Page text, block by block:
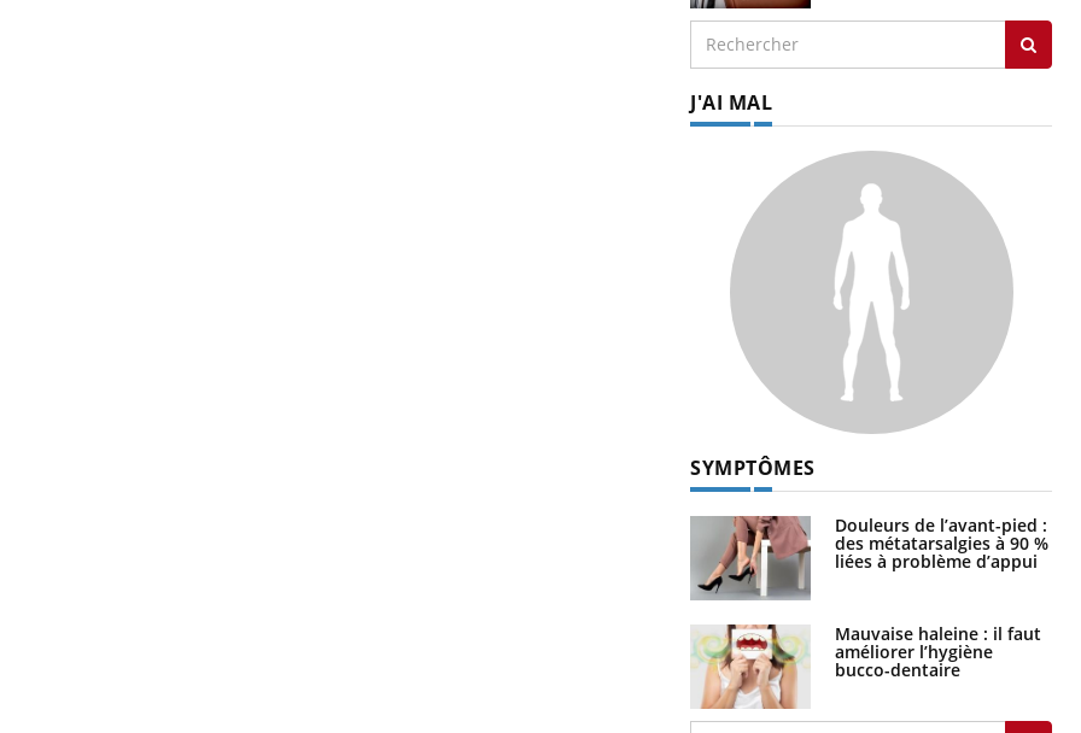
J'AI MAL
SYMPTÔMES
Douleurs de l’avant-pied :
des métatarsalgies à 90 %
liées à problème d’appui
Mauvaise haleine : il faut
améliorer l’hygiène
bucco-dentaire